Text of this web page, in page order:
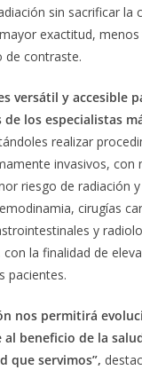
sin sacrificar la
exactitud,
de contraste.
versátil y accesible
de los especialistas
realizar
invasivos, con
riesgo de radiación
cirugías
y
la finalidad de
pacientes.
nos permitirá
beneficio de la
que servimos”,